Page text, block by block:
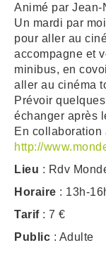
Animé par Jean-
Un mardi par
pour aller au
accompagne et
minibus, en
aller au cinéma
Prévoir
échanger après
En collaboration
http://
Lieu : Rdv
Horaire : 13h-
Tarif: 7 €
Public : Adulte
DECHETS
SIGNALEMENTS
DOSSIER DE
DEMANDE DE
FICHE
PLAN D'ACTION
ARRÊTÉS
DÉLIBÉRATIONS